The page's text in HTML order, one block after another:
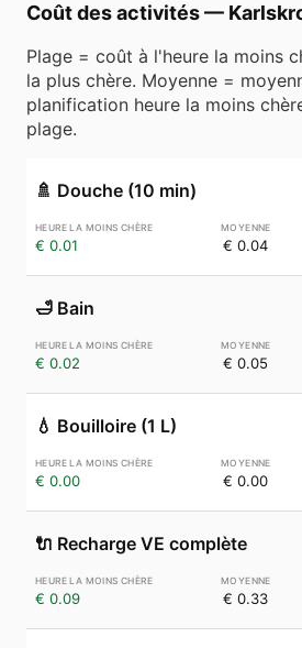
Coût des activités—
Plage = coût à l'heure la moins
la plus chère. Moyenne =
planification heure la moins
plage.
🚿 Douche (10 min)
€ 0.01 € 0.04
🛁 Bain
€ 0.02 € 0.05
💧 Bouilloire (1 L)
€ 0.00 € 0.00
🔌 Recharge VE complète
€ 0.09 € 0.33